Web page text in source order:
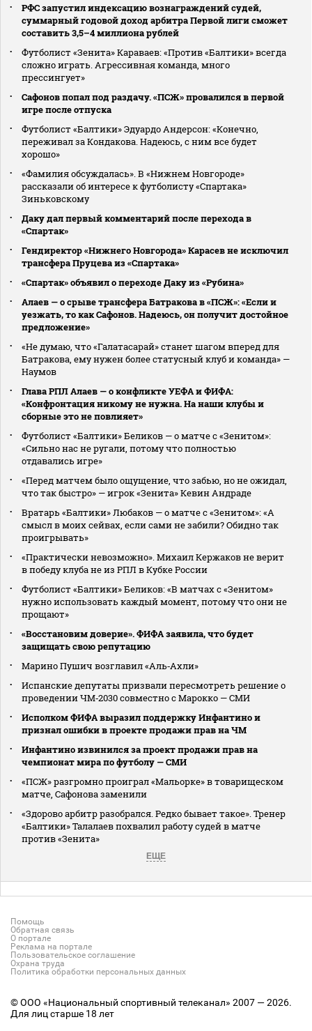
РФС запустил индексацию вознаграждений судей,
суммарный годовой доход арбитра Первой лиги сможет
составить 3,5–4 миллиона рублей
Футболист «Зенита» Караваев: «Против «Балтики» всегда
сложно играть. Агрессивная команда, много
прессингует»
Сафонов попал под раздачу. «ПСЖ» провалился в первой
игре после отпуска
Футболист «Балтики» Эдуардо Андерсон: «Конечно,
переживал за Кондакова. Надеюсь, с ним все будет
хорошо»
«Фамилия обсуждалась». В «Нижнем Новгороде»
рассказали об интересе к футболисту «Спартака»
Зиньковскому
Даку дал первый комментарий после перехода в
«Спартак»
Гендиректор «Нижнего Новгорода» Карасев не исключил
трансфера Пруцева из «Спартака»
«Спартак» объявил о переходе Даку из «Рубина»
Алаев — о срыве трансфера Батракова в «ПСЖ»: «Если и
уезжать, то как Сафонов. Надеюсь, он получит достойное
предложение»
«Не думаю, что «Галатасарай» станет шагом вперед для
Батракова, ему нужен более статусный клуб и команда» —
Наумов
Глава РПЛ Алаев — о конфликте УЕФА и ФИФА:
«Конфронтация никому не нужна. На наши клубы и
сборные это не повлияет»
Футболист «Балтики» Беликов — о матче с «Зенитом»:
«Сильно нас не ругали, потому что полностью
отдавались игре»
«Перед матчем было ощущение, что забью, но не ожидал,
что так быстро» — игрок «Зенита» Кевин Андраде
Вратарь «Балтики» Любаков — о матче с «Зенитом»: «А
смысл в моих сейвах, если сами не забили? Обидно так
проигрывать»
«Практически невозможно». Михаил Кержаков не верит
в победу клуба не из РПЛ в Кубке России
Футболист «Балтики» Беликов: «В матчах с «Зенитом»
нужно использовать каждый момент, потому что они не
прощают»
«Восстановим доверие». ФИФА заявила, что будет
защищать свою репутацию
Марино Пушич возглавил «Аль‑Ахли»
Испанские депутаты призвали пересмотреть решение о
проведении ЧМ‑2030 совместно с Марокко — СМИ
Исполком ФИФА выразил поддержку Инфантино и
признал ошибки в проекте продажи прав на ЧМ
Инфантино извинился за проект продажи прав на
чемпионат мира по футболу — СМИ
«ПСЖ» разгромно проиграл «Мальорке» в товарищеском
матче, Сафонова заменили
«Здорово арбитр разобрался. Редко бывает такое». Тренер
«Балтики» Талалаев похвалил работу судей в матче
против «Зенита»
ЕЩЕ
Помощь
Обратная связь
О портале
Реклама на портале
Пользовательское соглашение
Охрана труда
Политика обработки персональных данных
© ООО «Национальный спортивный телеканал» 2007 — 2026.
Для лиц старше 18 лет